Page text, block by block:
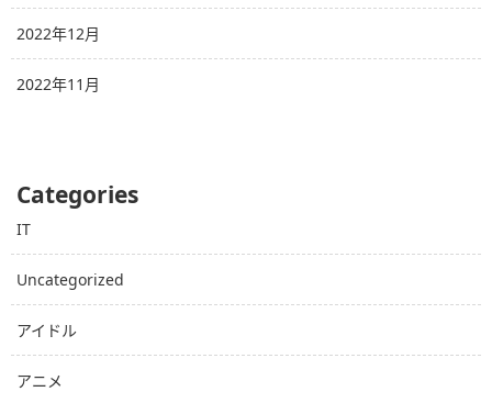
2022年12月
2022年11月
Categories
IT
Uncategorized
アイドル
アニメ